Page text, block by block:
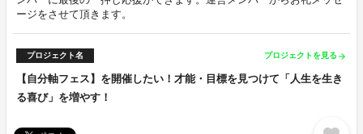
ージをさせて頂きます。
プロジェクト名 プロジェクトを見る arrow_forward
【自分軸フェス】を開催したい！才能・目標を見つけて「人生を生き
る喜び」を増やす！